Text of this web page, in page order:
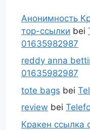
Анонимность
тор-ссылки bei
01635982987
reddy anna
01635982987
tote bags bei
review bei
Кракен ссылка